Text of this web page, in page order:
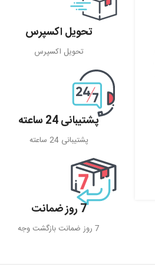
تحویل اکسپرس
تحویل اکسپرس
پشتیبانی 24 ساعته
پشتیبانی 24 ساعته
7 روز ضمانت
7 روز ضمانت بازگشت وجه